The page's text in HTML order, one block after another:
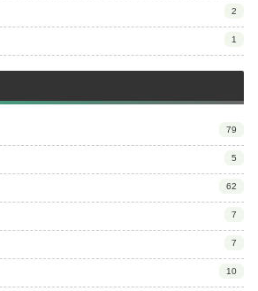
2
1
79
5
62
7
7
10